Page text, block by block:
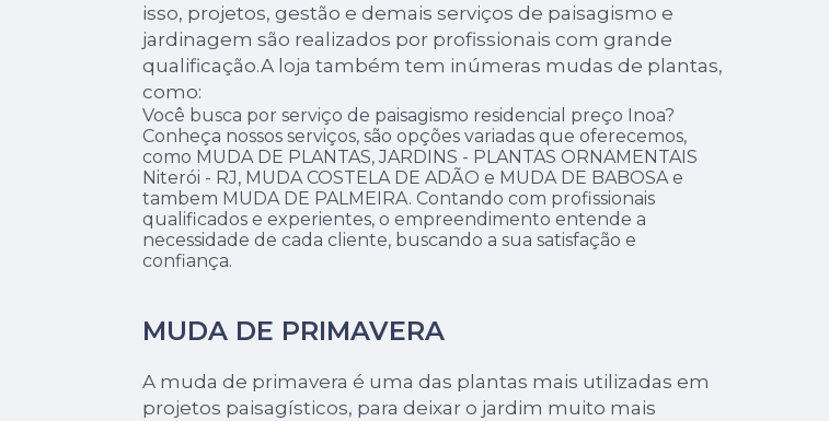
isso, projetos, gestão e demais serviços de paisagismo e
jardinagem são realizados por profissionais com grande
qualificação.A loja também tem inúmeras mudas de plantas,
como:
Você busca por serviço de paisagismo residencial preço Inoa?
Conheça nossos serviços, são opções variadas que oferecemos,
como MUDA DE PLANTAS, JARDINS - PLANTAS ORNAMENTAIS
Niterói - RJ, MUDA COSTELA DE ADÃO e MUDA DE BABOSA e
tambem MUDA DE PALMEIRA. Contando com profissionais
qualificados e experientes, o empreendimento entende a
necessidade de cada cliente, buscando a sua satisfação e
confiança.
MUDA DE PRIMAVERA
A muda de primavera é uma das plantas mais utilizadas em
projetos paisagísticos, para deixar o jardim muito mais